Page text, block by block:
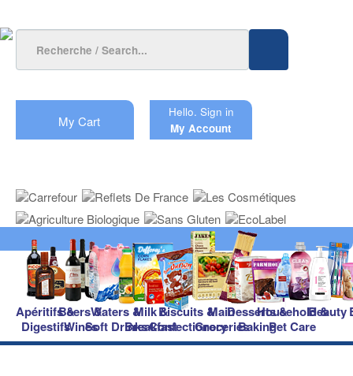
My Cart
Hello. Sign in
My Account
Apéritifs &
Digestifs
Beers &
Wines
Waters &
Soft Drinks
Milk &
Breakfast
Biscuits &
Confectionery
Main
Groceries
Desserts &
Baking
Household &
Pet Care
Beauty